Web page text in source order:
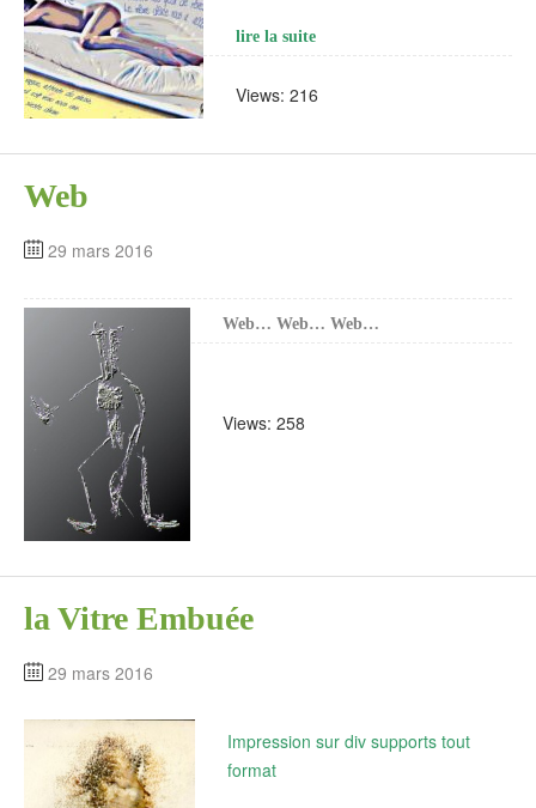
lire la suite
Views: 216
Web
29 mars 2016
Web… Web… Web…
Views: 258
la Vitre Embuée
29 mars 2016
Impression sur div supports tout
format